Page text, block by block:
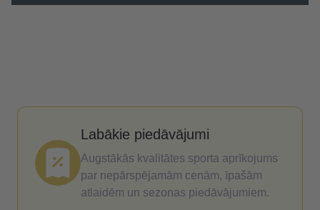
Labākie piedāvājumi
Augstākās kvalitātes sporta aprīkojums
par nepārspējamām cenām, īpašām
atlaidēm un sezonas piedāvājumiem.